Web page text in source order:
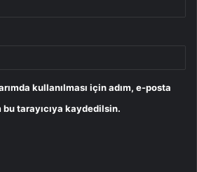
kullanılması için adım, e-posta
tarayıcıya kaydedilsin.